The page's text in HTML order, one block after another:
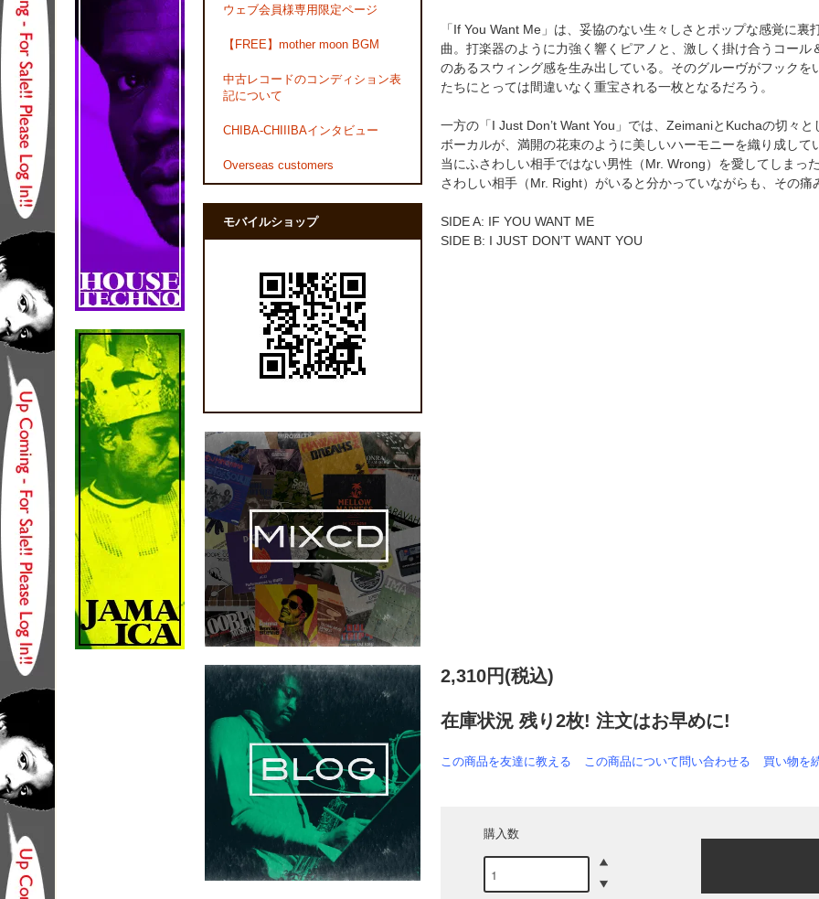
「If You Want Me」は、妥協のない生々しさとポップな感覚に
曲。打楽器のように力強く響くピアノと、激しく掛け合うコー
のあるスウィング感を生み出している。そのグルーヴがフック
たちにとっては間違いなく重宝される一枚となるだろう。
一方の「I Just Don’t Want You」では、ZeimaniとKuchaの切々
ボーカルが、満開の花束のように美しいハーモニーを織り成し
当にふさわしい相手ではない男性（Mr. Wrong）を愛してしまっ
さわしい相手（Mr. Right）がいると分かっていながらも、その
SIDE A: IF YOU WANT ME
SIDE B: I JUST DON’T WANT YOU
2,310円(税込)
在庫状況 残り2枚! 注文はお早めに!
この商品を友達に教える この商品について問い合わせる 買い物を
購入数
ウェブ会員様専用限定ページ
【FREE】mother moon BGM
中古レコードのコンディション表
記について
CHIBA-CHIIIBAインタビュー
Overseas customers
モバイルショップ